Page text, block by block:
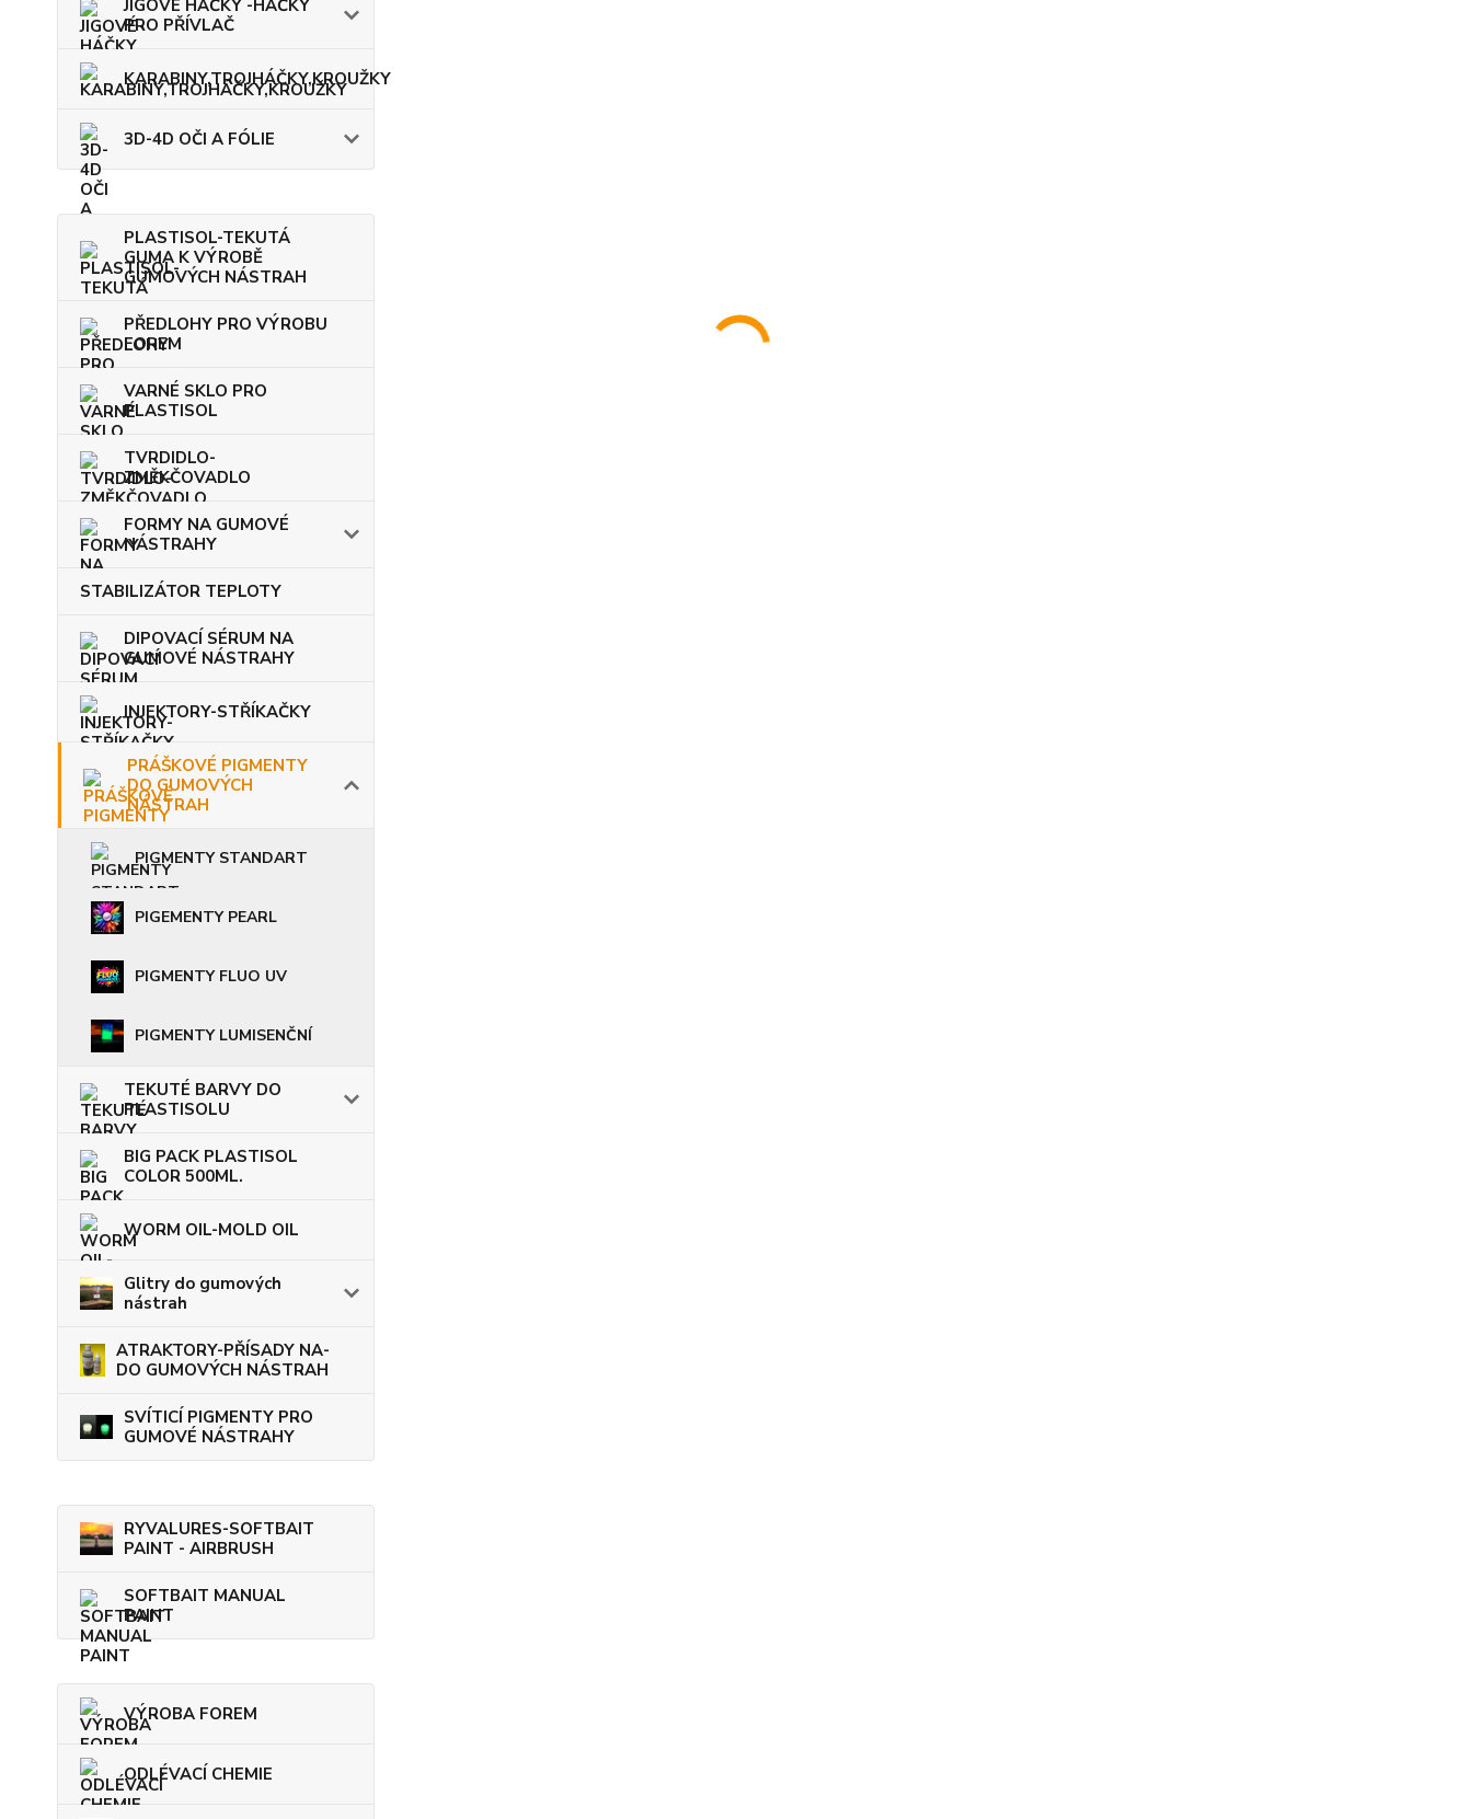
JIGOVÉ HÁČKY -HÁČKY
PRO PŘÍVLAČ
KARABINY,TROJHÁČKY,KROUŽKY
3D-4D OČI A FÓLIE
PLASTISOL-TEKUTÁ
GUMA K VÝROBĚ
GUMOVÝCH NÁSTRAH
PŘEDLOHY PRO VÝROBU
FOREM
VARNÉ SKLO PRO
PLASTISOL
TVRDIDLO-
ZMĚKČOVADLO
FORMY NA GUMOVÉ
NÁSTRAHY
STABILIZÁTOR TEPLOTY
DIPOVACÍ SÉRUM NA
GUMOVÉ NÁSTRAHY
INJEKTORY-STŘÍKAČKY
PRÁŠKOVÉ PIGMENTY
DO GUMOVÝCH
NÁSTRAH
PIGMENTY STANDART
PIGEMENTY PEARL
PIGMENTY FLUO UV
PIGMENTY LUMISENČNÍ
TEKUTÉ BARVY DO
PLASTISOLU
BIG PACK PLASTISOL
COLOR 500ML.
WORM OIL-MOLD OIL
Glitry do gumových
nástrah
ATRAKTORY-PŘÍSADY NA-
DO GUMOVÝCH NÁSTRAH
SVÍTICÍ PIGMENTY PRO
GUMOVÉ NÁSTRAHY
RYVALURES-SOFTBAIT
PAINT - AIRBRUSH
SOFTBAIT MANUAL
PAINT
VÝROBA FOREM
ODLÉVACÍ CHEMIE